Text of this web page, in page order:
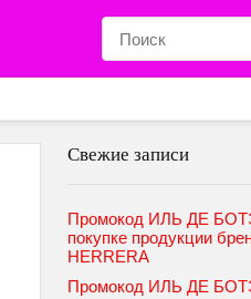
Свежие записи
Промокод ИЛЬ ДЕ
покупке продукции
HERRERA
Промокод ИЛЬ ДЕ